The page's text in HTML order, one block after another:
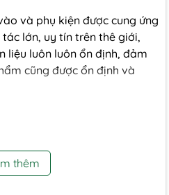
và phụ kiện được cung ứng
lớn, uy tín trên thê giới,
liệu luôn luôn ổn định, đảm
cũng được ổn định và
thành 2 ngăn chính lớn. Bên
treo quần áo, kệ và hộc tủ
thêm